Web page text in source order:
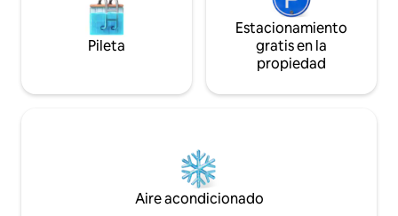
Pileta
Estacionamiento
gratis en la
propiedad
Aire acondicionado